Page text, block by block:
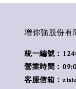
增你強股份有
統一編號：
營業時間：
客服信箱：